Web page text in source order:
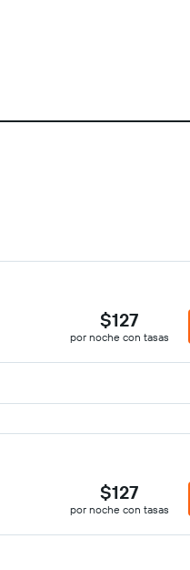
$127
por noche con tasas
$127
por noche con tasas